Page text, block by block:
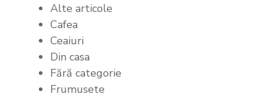
Alte articole
Cafea
Ceaiuri
Din casa
Fără categorie
Frumusete